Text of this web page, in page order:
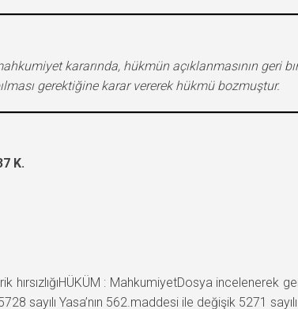
kararında, hükmün açıklanmasının geri
gerektiğine karar vererek hükmü bozmuştur.
K.
hırsızlığıHÜKÜM : MahkumiyetDosya
sayılı Yasa’nın 562.maddesi ile değişik 5271